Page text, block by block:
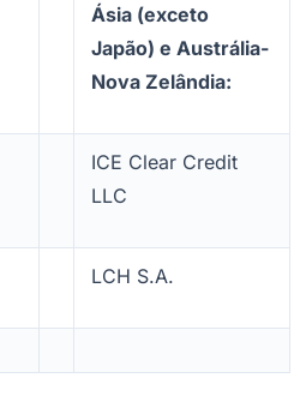
Ásia (exceto
Japão) e Austrália-
Nova Zelândia:
ICE Clear Credit
LLC
LCH S.A.